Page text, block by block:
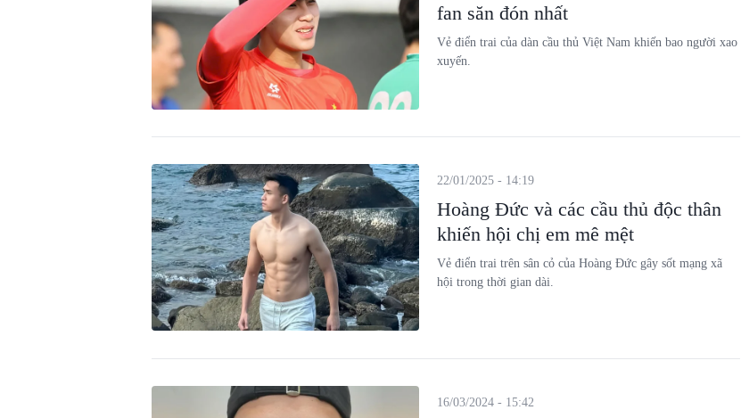
fan săn đón nhất
Vẻ điển trai của dàn cầu thủ Việt Nam khiến bao người xao
xuyến.
Hoàng Đức và các cầu thủ độc thân
khiến hội chị em mê mệt
22/01/2025 - 14:19
Vẻ điển trai trên sân cỏ của Hoàng Đức gây sốt mạng xã
hội trong thời gian dài.
16/03/2024 - 15:42